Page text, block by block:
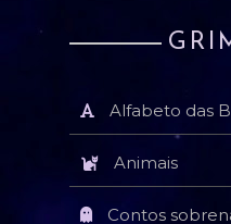
Alfabeto das
Animais
Contos